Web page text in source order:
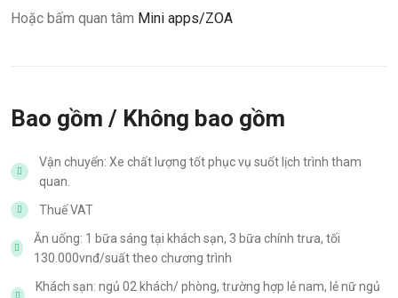
Hoặc bấm quan tâm Mini apps/ZOA
Bao gồm / Không bao gồm
Vận chuyển: Xe chất lượng tốt phục vụ suốt lịch trình tham
quan.
Thuế VAT
Ăn uống: 1 bữa sáng tại khách sạn, 3 bữa chính trưa, tối
130.000vnđ/suất theo chương trình
Khách sạn: ngủ 02 khách/ phòng, trường hợp lẻ nam, lẻ nữ ngủ